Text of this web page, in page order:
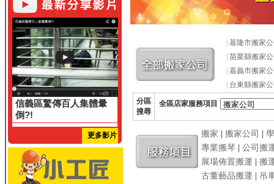
信義區驚傳百人集體暈
倒?!
更多影片
基隆市搬家
苗栗縣搬家
嘉義市搬家
台東縣搬家
分區
搜尋
全區店家服務項目
搬家 搬家公司
專業搬琴
公司搬
展場佈置搬運
搬
古董藝品搬運
吊